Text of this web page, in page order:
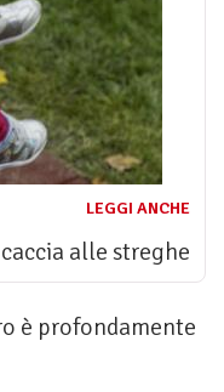
LEGGI ANCHE
alle streghe
è profondamente